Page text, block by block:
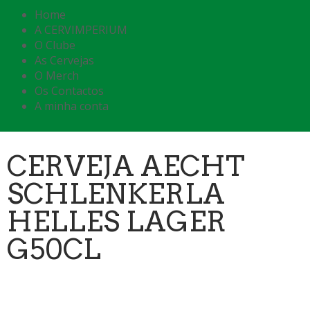
Home
A CERVIMPERIUM
O Clube
As Cervejas
O Merch
Os Contactos
A minha conta
CERVEJA AECHT
SCHLENKERLA
HELLES LAGER
G50CL